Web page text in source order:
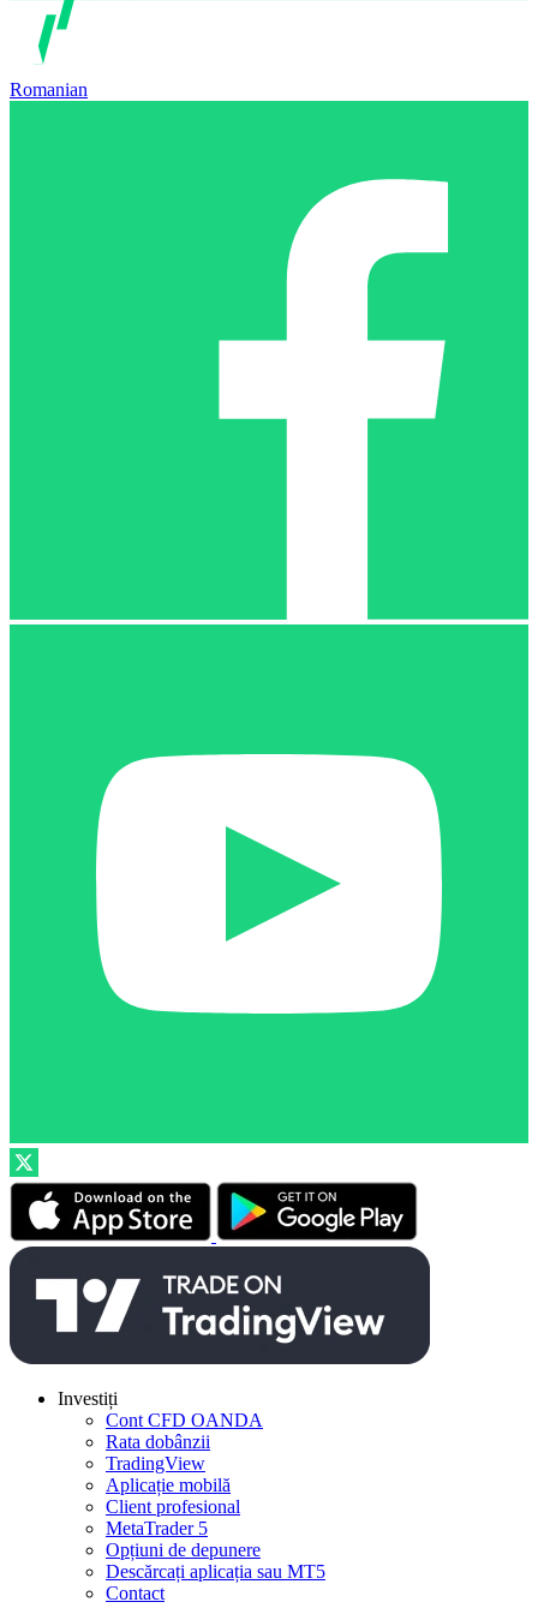
Romanian
Investiți
Cont CFD OANDA
Rata dobânzii
TradingView
Aplicație mobilă
Client profesional
MetaTrader 5
Opțiuni de depunere
Descărcați aplicația sau MT5
Contact